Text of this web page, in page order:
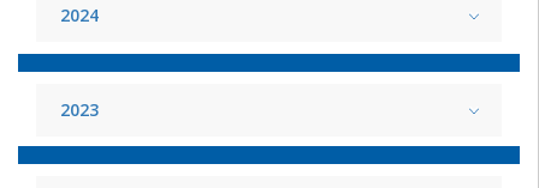
2024
2023